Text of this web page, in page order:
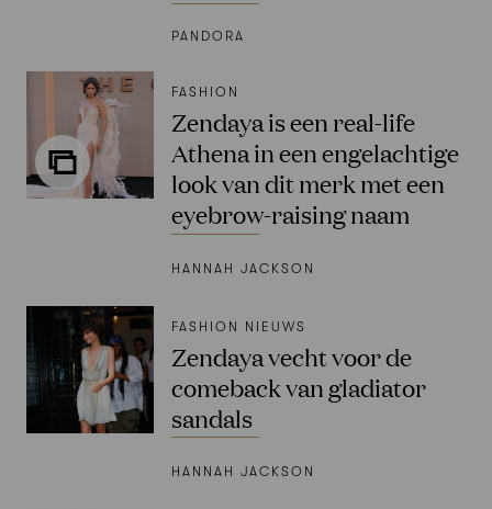
PANDORA
FASHION
Zendaya is een real-life
Athena in een engelachtige
look van dit merk met een
eyebrow-raising naam
HANNAH JACKSON
FASHION NIEUWS
Zendaya vecht voor de
comeback van gladiator
sandals
HANNAH JACKSON